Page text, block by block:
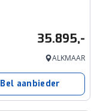
35.895,-
ALKMAAR
Bel aanbieder